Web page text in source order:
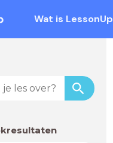
Wat is LessonUp